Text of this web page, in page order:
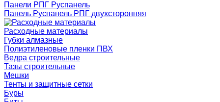
Панели РПГ Руспанель
Панель Руспанель РПГ двухсторонняя
Расходные материалы
Губки алмазные
Полиэтиленовые пленки ПВХ
Ведра строительные
Тазы строительные
Мешки
Тенты и защитные сетки
Буры